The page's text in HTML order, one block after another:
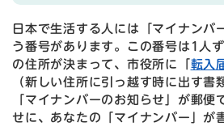
日本で生活する人には「マイナンバ
う番号があります。この番号は1人
の住所が決まって、市役所に「 転入
（新しい住所に引っ越す時に出す書
「マイナンバーのお知らせ」が郵便
せに、あなたの「マイナンバー」が